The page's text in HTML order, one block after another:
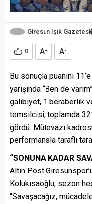
Giresun Işık Gazetesi
0 A+ A-
Bu sonuçla puanını
yarışında “Ben de
galibiyet, 1 beraberlik
temsilcisi, toplamda
gördü. Mütevazı
performansla taraflı
“SONUNA KADAR
Altın Post
Kolukısaoğlu, sezon
“Savaşacağız,